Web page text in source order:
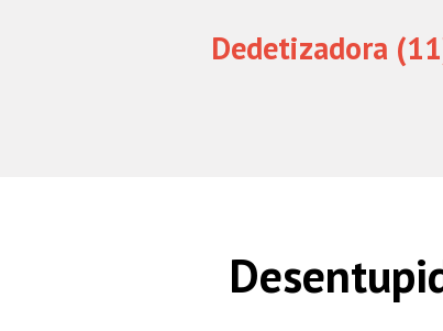
Dedetizadora